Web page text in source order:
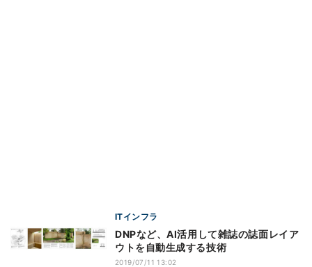
ITインフラ
DNPなど、AI活用して雑誌の誌面レイア
ウトを自動生成する技術
2019/07/11 13:02